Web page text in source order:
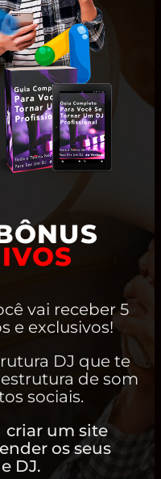
vai receber 5
e exclusivos!
DJ que te
de som
sociais.
criar um site
os seus
DJ.